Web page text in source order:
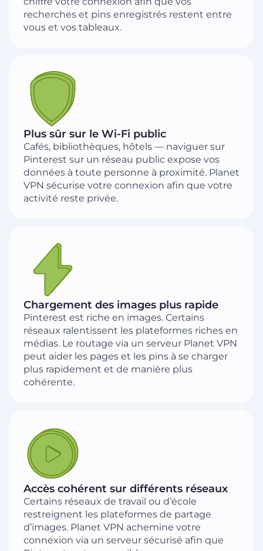
recherches et pins enregistrés restent entre
vous et vos tableaux.
Plus sûr sur le Wi-Fi public
Cafés, bibliothèques, hôtels — naviguer sur
Pinterest sur un réseau public expose vos
données à toute personne à proximité. Planet
VPN sécurise votre connexion afin que votre
activité reste privée.
Chargement des images plus rapide
Pinterest est riche en images. Certains
réseaux ralentissent les plateformes riches en
médias. Le routage via un serveur Planet VPN
peut aider les pages et les pins à se charger
plus rapidement et de manière plus
cohérente.
Accès cohérent sur différents réseaux
Certains réseaux de travail ou d’école
restreignent les plateformes de partage
d’images. Planet VPN achemine votre
connexion via un serveur sécurisé afin que